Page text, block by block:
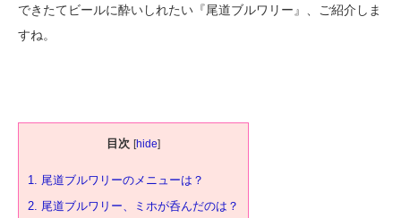
できたてビールに酔いしれたい『尾道ブルワリー』、ご紹介しま
すね。
目次 [hide]
1. 尾道ブルワリーのメニューは？
2. 尾道ブルワリー、ミホが呑んだのは？